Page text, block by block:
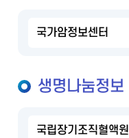
국가암정보센터
생명나눔정보
국립장기조직혈액원